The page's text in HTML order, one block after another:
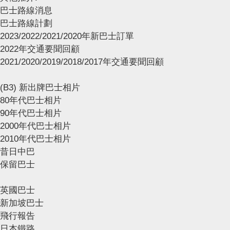
巴士路線消息
巴士路線計劃
2023/2022/2021/2020年新巴士訂單
2022年交通要聞回顧
2021/2020/2019/2018/2017年交通要聞回顧
(B3) 新出牌巴士相片
80年代巴士相片
90年代巴士相片
2000年代巴士相片
2010年代巴士相片
昔日中巴
保留巴士
英國巴士
新加坡巴士
飛行報告